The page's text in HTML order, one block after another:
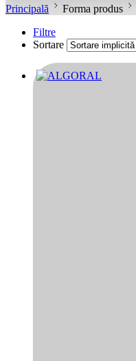
Principală Forma produs
Filtre
Sortare